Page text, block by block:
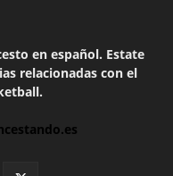
en español. Estate
relacionadas con el